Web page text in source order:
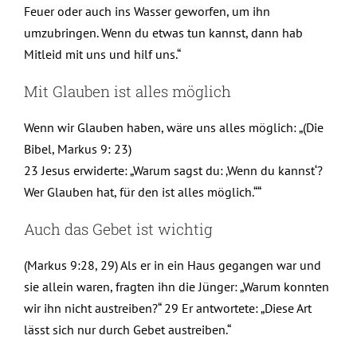
Feuer oder auch ins Wasser geworfen, um ihn
umzubringen. Wenn du etwas tun kannst, dann hab
Mitleid mit uns und hilf uns.“
Mit Glauben ist alles möglich
Wenn wir Glauben haben, wäre uns alles möglich: „(Die
Bibel, Markus 9: 23)
23 Jesus erwiderte: „Warum sagst du: ‚Wenn du kannst‘?
Wer Glauben hat, für den ist alles möglich.““
Auch das Gebet ist wichtig
(Markus 9:28, 29) Als er in ein Haus gegangen war und
sie allein waren, fragten ihn die Jünger: „Warum konnten
wir ihn nicht austreiben?“ 29 Er antwortete: „Diese Art
lässt sich nur durch Gebet austreiben.“